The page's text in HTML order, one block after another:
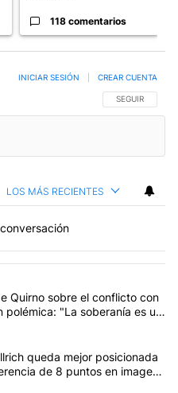
118 comentarios
SIGA ESTA
SEGUIR
INICIAR SESIÓN CREAR CUENTA
LOS MÁS RECIENTES
con más comentarios en los
"Las inconsistencias de
Quirno sobre el conflicto con
polémica: "La soberanía es un
"Encuesta: Patricia
queda mejor posicionada
de 8 puntos en imagen